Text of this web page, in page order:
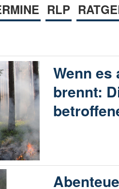
RLP
Wenn
brennt: